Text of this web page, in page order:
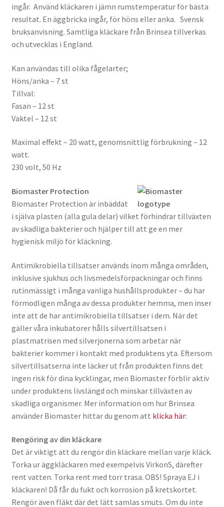
ingår. Använd kläckaren i jämn rumstemperatur för bästa
resultat. En äggbricka ingår, för höns eller anka. Svensk
bruksanvisning. Samtliga kläckare från Brinsea tillverkas
och utvecklas i England.
Kan användas till olika fågelarter;
Höns/anka – 7 st
Tillval:
Fasan – 12 st
Vaktel – 12 st
Maximal effekt – 20 watt, genomsnittlig förbrukning – 12
watt.
230 volt, 50 Hz
Biomaster Protection
Biomaster Protection är inbäddat
i själva plasten (alla gula delar) vilket förhindrar tillväxten
av skadliga bakterier och hjälper till att ge en mer
hygienisk miljö för kläckning.
Antimikrobiella tillsatser används inom många områden,
inklusive sjukhus och livsmedelsförpackningar och finns
rutinmässigt i många vanliga hushållsprodukter – du har
förmodligen många av dessa produkter hemma, men inser
inte att de har antimikrobiella tillsatser i dem. När det
gäller våra inkubatorer hålls silvertillsatsen i
plastmatrisen med silverjonerna som arbetar när
bakterier kommer i kontakt med produktens yta. Eftersom
silvertillsatserna inte läcker ut från produkten finns det
ingen risk för dina kycklingar, men Biomaster förblir aktiv
under produktens livslängd och minskar tillväxten av
skadliga organismer. Mer information om hur Brinsea
använder Biomaster hittar du genom att klicka här:
Rengöring av din kläckare
Det är viktigt att du rengör din kläckare mellan varje kläck.
Torka ur äggkläckaren med exempelvis VirkonS, därefter
rent vatten. Torka rent med torr trasa. OBS! Spraya EJ i
kläckaren! Då får du fukt och korrosion på kretskortet.
Rengör även fläkt där det lätt samlas smuts. Om du inte